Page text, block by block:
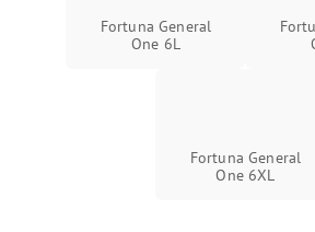
Fortuna General
One 6L
Fortuna General
One 6XL